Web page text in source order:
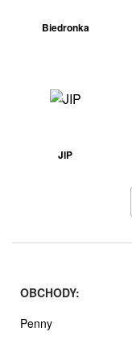
Biedronka
JIP
OBCHODY:
Penny